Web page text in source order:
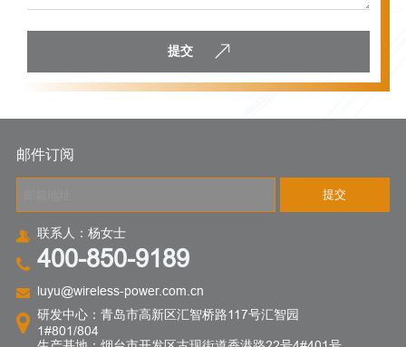
提交
邮件订阅
提交
联系人：杨女士
400-850-9189
luyu@wireless-power.com.cn
研发中心：青岛市高新区汇智桥路117号汇智园
1#801/804